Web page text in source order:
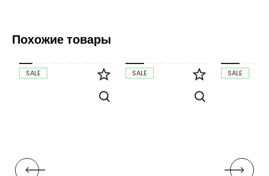
Похожие товары
SALE SALE SALE